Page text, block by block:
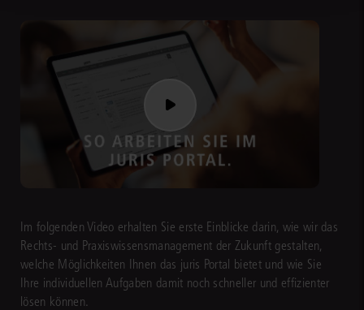
Im folgenden Video erhalten Sie erste Einblicke darin, wie wir das
Rechts- und Praxiswissensmanagement der Zukunft gestalten,
welche Möglichkeiten Ihnen das juris Portal bietet und wie Sie
Ihre individuellen Aufgaben damit noch schneller und effizienter
lösen können.